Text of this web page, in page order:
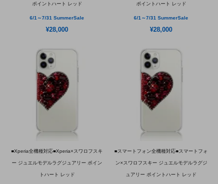
ポイントハート レッド
6/1～7/31 SummerSale
¥28,000
ポイントハート レッド
6/1～7/31 SummerSale
¥28,000
■Xperia全機種対応■Xperia×スワロフスキ
ー ジュエルモデルラグジュアリー ポイン
トハート レッド
■スマートフォン全機種対応■スマートフォ
ン×スワロフスキー ジュエルモデルラグジ
ュアリー ポイントハート レッド